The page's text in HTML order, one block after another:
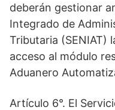
deberán gestionar
Integrado de
Tributaria (SENIAT)
acceso al módulo
Aduanero
Artículo 6°. El